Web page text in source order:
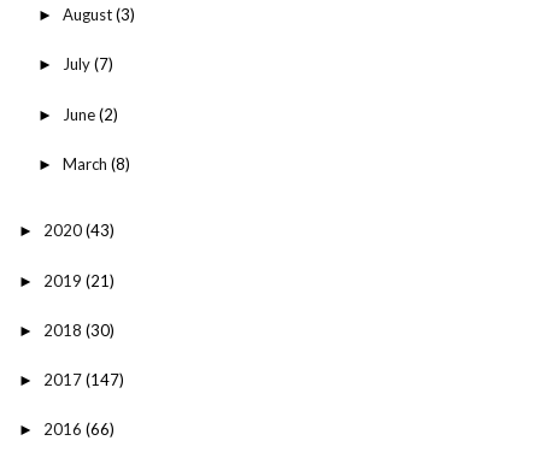
► August(3)
► July(7)
► June(2)
► March (8)
► 2020(43)
► 2019 (21)
► 2018 (30)
► 2017(147)
► 2016 (66)